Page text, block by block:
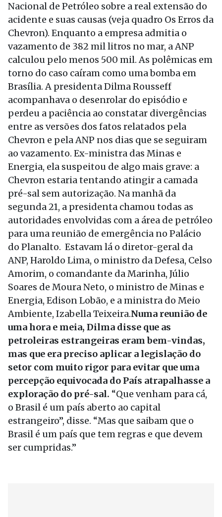
Nacional de Petróleo sobre a real extensão do
acidente e suas causas (veja quadro Os Erros da
Chevron). Enquanto a empresa admitia o
vazamento de 382 mil litros no mar, a ANP
calculou pelo menos 500 mil. As polêmicas em
torno do caso caíram como uma bomba em
Brasília. A presidenta Dilma Rousseff
acompanhava o desenrolar do episódio e
perdeu a paciência ao constatar divergências
entre as versões dos fatos relatados pela
Chevron e pela ANP nos dias que se seguiram
ao vazamento. Ex-ministra das Minas e
Energia, ela suspeitou de algo mais grave: a
Chevron estaria tentando atingir a camada
pré-sal sem autorização. Na manhã da
segunda 21, a presidenta chamou todas as
autoridades envolvidas com a área de petróleo
para uma reunião de emergência no Palácio
do Planalto. Estavam lá o diretor-geral da
ANP, Haroldo Lima, o ministro da Defesa, Celso
Amorim, o comandante da Marinha, Júlio
Soares de Moura Neto, o ministro de Minas e
Energia, Edison Lobão, e a ministra do Meio
Ambiente, Izabella Teixeira.Numa reunião de
uma hora e meia, Dilma disse que as
petroleiras estrangeiras eram bem-vindas,
mas que era preciso aplicar a legislação do
setor com muito rigor para evitar que uma
percepção equivocada do País atrapalhasse a
exploração do pré-sal. “Que venham para cá,
o Brasil é um país aberto ao capital
estrangeiro”, disse. “Mas que saibam que o
Brasil é um país que tem regras e que devem
ser cumpridas.”